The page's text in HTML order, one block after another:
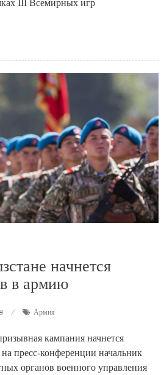
III Всемирных игр
начнется
в армию
Армия
кампания начнется
пресс-конференции начальник
органов военного управления